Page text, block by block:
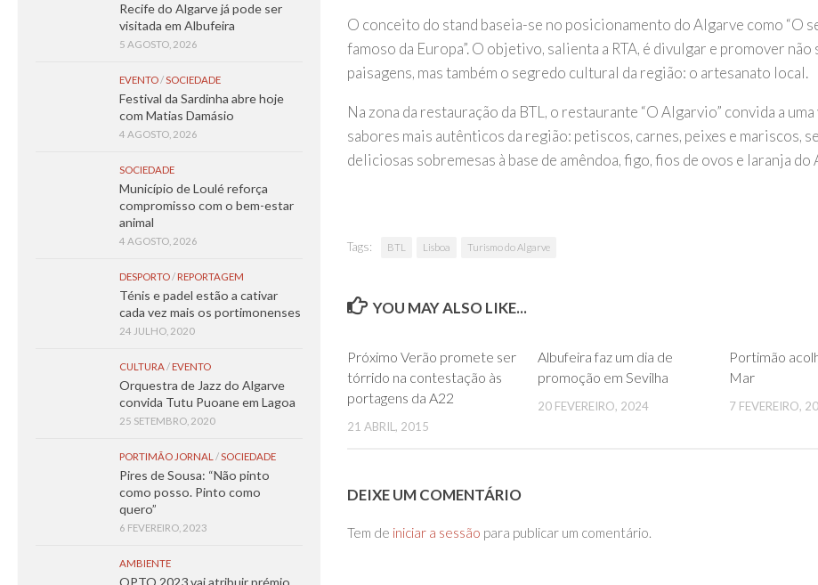
O conceito do stand baseia-se no posicionamento do Algarve como “O
famoso da Europa”. O objetivo, salienta a RTA, é divulgar e promover não
paisagens, mas também o segredo cultural da região: o artesanato local.
Na zona da restauração da BTL, o restaurante “O Algarvio” convida a
sabores mais autênticos da região: petiscos, carnes, peixes e mariscos,
deliciosas sobremesas à base de amêndoa, figo, fios de ovos e laranja do
Tags: BTL Lisboa Turismo do Algarve
YOU MAY ALSO LIKE...
Próximo Verão promete ser
tórrido na contestação às
portagens da A22
21 ABRIL, 2015
Albufeira faz um dia de
promoção em Sevilha
20 FEVEREIRO, 2024
Portimão
Mar
7 FEVEREIRO,
DEIXE UM COMENTÁRIO
Tem de iniciar a sessão para publicar um comentário.
Recife do Algarve já pode ser
visitada em Albufeira
5 AGOSTO, 2026
EVENTO/SOCIEDADE
Festival da Sardinha abre hoje
com Matias Damásio
4 AGOSTO, 2026
SOCIEDADE
Município de Loulé reforça
compromisso com o bem-estar
animal
4 AGOSTO, 2026
DESPORTO/ REPORTAGEM
Ténis e padel estão a cativar
cada vez mais os portimonenses
24 JULHO, 2020
CULTURA/ EVENTO
Orquestra de Jazz do Algarve
convida Tutu Puoane em Lagoa
25 SETEMBRO, 2020
PORTIMÃO JORNAL /SOCIEDADE
Pires de Sousa: “Não pinto
como posso. Pinto como
quero”
6 FEVEREIRO, 2023
AMBIENTE
OPTO 2023 vai atribuir prémio